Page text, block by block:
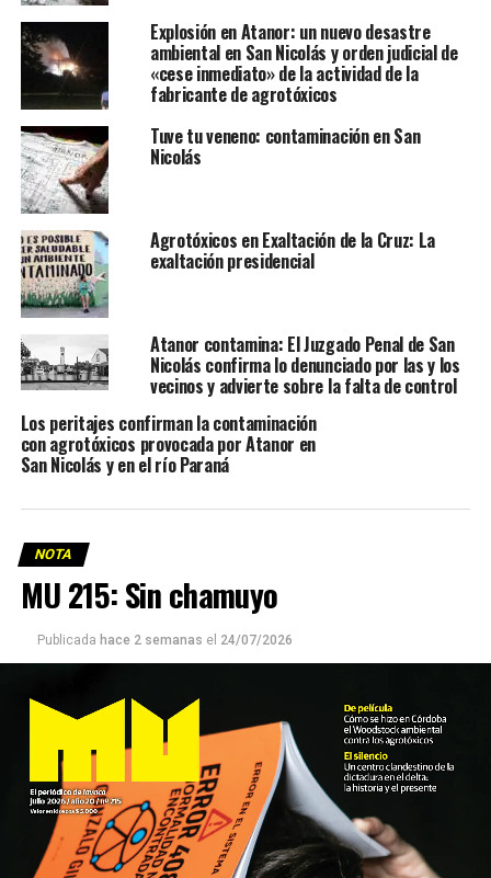
Explosión en Atanor: un nuevo desastre
ambiental en San Nicolás y orden judicial de
«cese inmediato» de la actividad de la
fabricante de agrotóxicos
Tuve tu veneno: contaminación en San
Nicolás
Agrotóxicos en Exaltación de la Cruz: La
exaltación presidencial
Atanor contamina: El Juzgado Penal de San
Nicolás confirma lo denunciado por las y los
vecinos y advierte sobre la falta de control
Los peritajes confirman la contaminación
con agrotóxicos provocada por Atanor en
San Nicolás y en el río Paraná
NOTA
MU 215: Sin chamuyo
Publicada hace 2 semanas el 24/07/2026